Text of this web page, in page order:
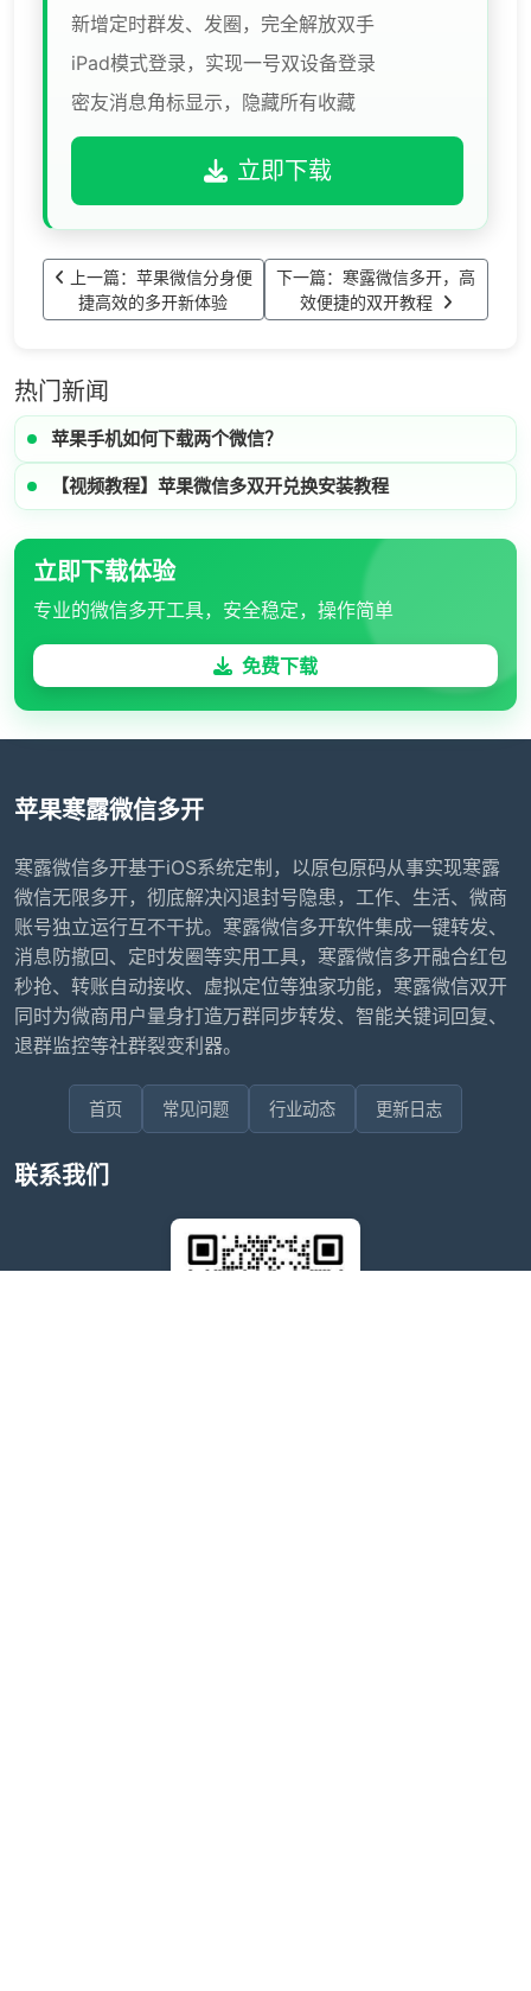
新增定时群发、发圈，完全解放双手
iPad模式登录，实现一号双设备登录
密友消息角标显示，隐藏所有收藏
立即下载
上一篇：苹果微信分身便
捷高效的多开新体验
下一篇：寒露微信多开，高
效便捷的双开教程
热门新闻
苹果手机如何下载两个微信？
【视频教程】苹果微信多双开兑换安装教程
立即下载体验
专业的微信多开工具，安全稳定，操作简单
免费下载
苹果寒露微信多开
寒露微信多开基于iOS系统定制，以原包原码从事实现寒露
微信无限多开，彻底解决闪退封号隐患，工作、生活、微商
账号独立运行互不干扰。寒露微信多开软件集成一键转发、
消息防撤回、定时发圈等实用工具，寒露微信多开融合红包
秒抢、转账自动接收、虚拟定位等独家功能，寒露微信双开
同时为微商用户量身打造万群同步转发、智能关键词回复、
退群监控等社群裂变利器。
首页 常见问题 行业动态 更新日志
联系我们